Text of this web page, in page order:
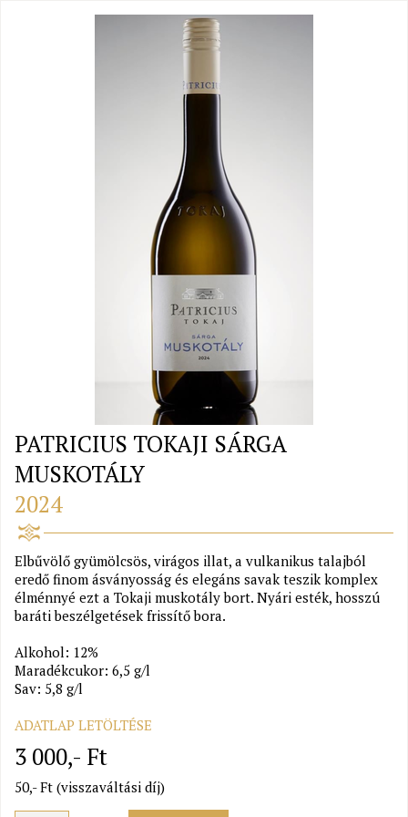
PATRICIUS TOKAJI SÁRGA
MUSKOTÁLY
2024
Elbűvölő gyümölcsös, virágos illat, a vulkanikus talajból
eredő finom ásványosság és elegáns savak teszik komplex
élménnyé ezt a Tokaji muskotály bort. Nyári esték, hosszú
baráti beszélgetések frissítő bora.
Alkohol: 12%
Maradékcukor: 6,5 g/l
Sav: 5,8 g/l
ADATLAP LETÖLTÉSE
3 000,- Ft
50,- Ft (visszaváltási díj)